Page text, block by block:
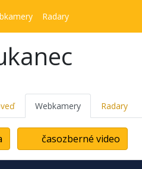
Radary
Webkamery Radary
časozberné video